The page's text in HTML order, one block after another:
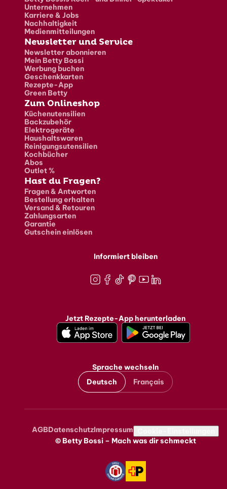
Unternehmen
Karriere & Jobs
Nachhaltigkeit
Medienmitteilungen
Newsletter und Service
Newsletter abonnieren
Mein Betty Bossi
Werbung buchen
Geschenkkarten
Rezepte-App
Green Betty
Zum Onlineshop
Küchenutensilien
Backzubehör
Elektrogeräte
Haushaltswaren
Reinigungsutensilien
Kochbücher
Abos
Outlet %
Hast du Fragen?
Fragen & Antworten
Bestellung erhalten
Versand & Retouren
Zahlungsarten
Garantie
Gutschein einlösen
Informiert bleiben
Jetzt Rezepte-App herunterladen
Sprache wechseln
Deutsch
Français
Metanavigation
AGBDatenschutzImpressum
© Betty Bossi – Mach was dir schmeckt